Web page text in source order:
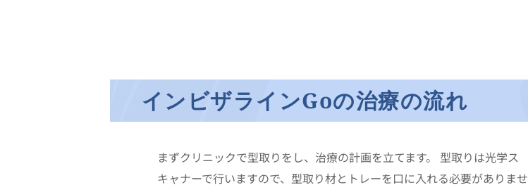
インビザラインGoの治療の流れ
まずクリニックで型取りをし、治療の計画を立てます。 型取りは光学ス
キャナーで行いますので、型取り材とトレーを口に入れる必要がありませ